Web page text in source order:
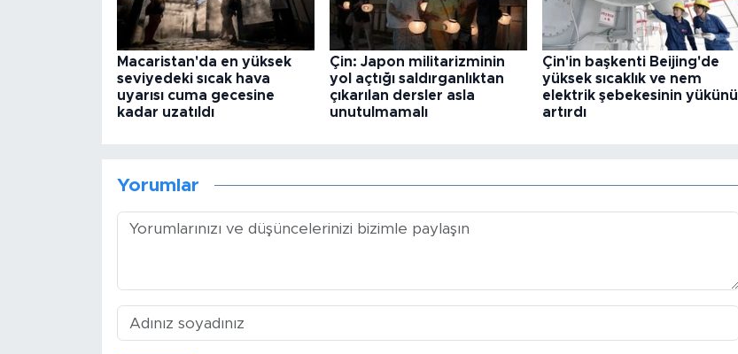
Macaristan'da en yüksek
seviyedeki sıcak hava
uyarısı cuma gecesine
kadar uzatıldı
Çin: Japon militarizminin
yol açtığı saldırganlıktan
çıkarılan dersler asla
unutulmamalı
Çin'in başkenti Beijing'de
yüksek sıcaklık ve nem
elektrik şebekesinin yükünü
artırdı
Yorumlar